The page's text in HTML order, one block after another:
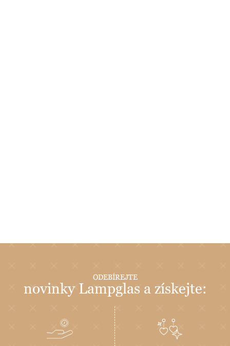
ODEBÍREJTE
novinky Lampglas a získejte: